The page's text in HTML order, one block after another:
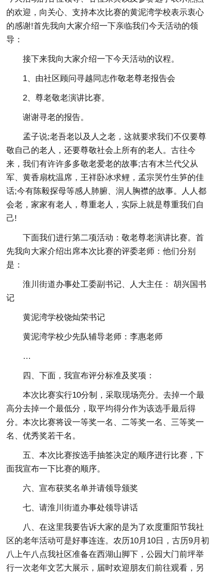
的欢迎，向关心、支持本次比赛的黄泥湾学校表示衷心
的感谢!首先我向大家介绍一下亲临我们今天活动的领
导：
接下来我向大家介绍一下今天活动的议程。
1、由社区顾问寻越同志作敬老尊老报告会
2、尊老敬老演讲比赛。
谢谢寻老的报告。
孟子说;老吾老以及人之老，这就要求我们不仅要尊
敬自己的老人，还要尊敬社会上所有的老人。古往今
来，我们有许许多多敬老爱老的故事;古有木兰代父从
军、黄香扇枕温席，王祥卧冰求鲤，孟宗哭竹生笋的佳
话;今有陈毅探母等感人肺腑、润人胸襟的故事。人人都
会老，家家有老人，尊重老人，实际上就是尊重我们自
己!
下面我们进行第二项活动：敬老尊老演讲比赛。首
先我向大家介绍出席本次比赛的评委老师：他们分别
是：
淮川街道办事处工委副书记、人大主任： 胡兴国书
记
黄泥湾学校饶灿荣书记
黄泥湾学校少先队辅导老师：李惠老师
…
四、下面，我宣布评分标准及奖项：
本次比赛实行10分制，采取现场亮分。去掉一个最
高分去掉一个最低分，取平均得分作为该选手最后得
分。本次比赛将设一等奖一名、二等奖一名、三等奖一
名、优秀奖若干名。
五、本次比赛按选手抽签决定的顺序进行比赛，下
面我宣布一下比赛的顺序。
六、宣布获奖名单并请领导颁奖
七、请淮川街道办事处领导讲话
八、在这里我要告诉大家的是为了欢度重阳节我社
区的老年活动可是好事连连。农历10月10日，古历9月初
八上午八点我社区准备在西湖山脚下，公园大门前坪举
行一次老年文艺大展示，届时欢迎朋友们前往观看，另